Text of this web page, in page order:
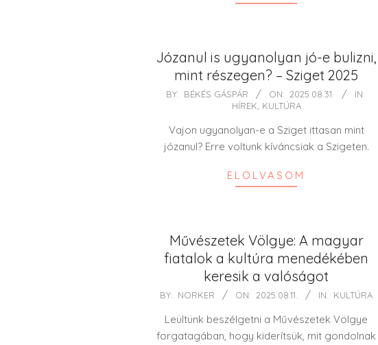
Józanul is ugyanolyan jó-e bulizni,
mint részegen? – Sziget 2025
2025-
BY: BÉKÉS GÁSPÁR ON: 2025.08.31.
IN:
HÍREK KULTÚRA
Vajon ugyanolyan-e a Sziget ittasan mint
józanul? Erre voltunk kíváncsiak a Szigeten.
ELOLVASOM
Művészetek Völgye: A magyar
fiatalok a kultúra menedékében
keresik a valóságot
2025-
BY: NORKER ON: 2025.08.11. IN: KULTÚRA
Leültünk beszélgetni a Művészetek Völgye
forgatagában, hogy kiderítsük, mit gondolnak